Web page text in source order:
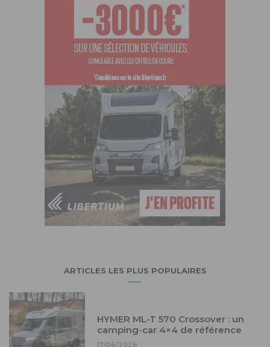
ARTICLES LES PLUS POPULAIRES
HYMER ML-T 570 Crossover : un
camping-car 4×4 de référence
17/06/2026